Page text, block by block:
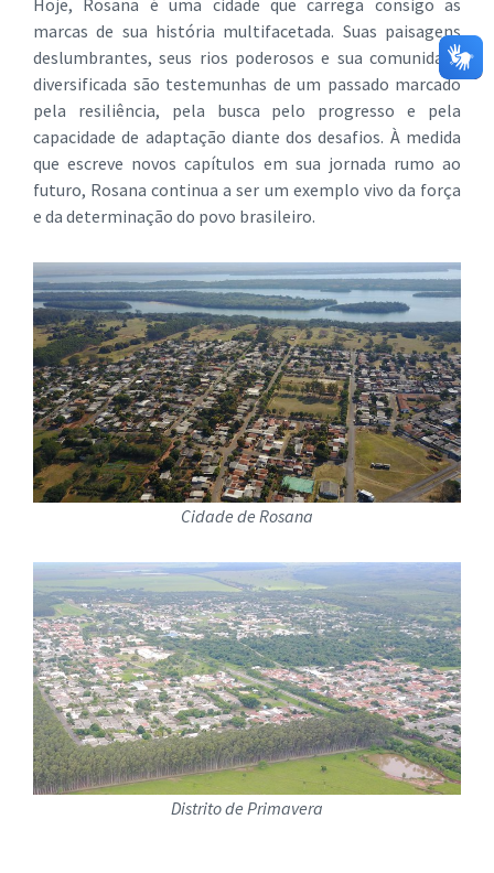
Hoje, Rosana é uma cidade que carrega consigo as
marcas de sua história multifacetada. Suas paisagens
deslumbrantes, seus rios poderosos e sua comunidade
diversificada são testemunhas de um passado marcado
pela resiliência, pela busca pelo progresso e pela
capacidade de adaptação diante dos desafios. À medida
que escreve novos capítulos em sua jornada rumo ao
futuro, Rosana continua a ser um exemplo vivo da força
e da determinação do povo brasileiro.
Cidade de Rosana
Distrito de Primavera